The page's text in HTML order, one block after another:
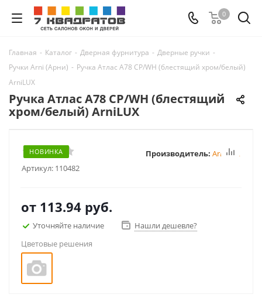
0
Главная - Каталог - Дверная фурнитура - Дверные ручки -
Ручки Arni (Арни) - Ручка Атлас A78 CP/WH (блестящий хром/белый)
ArniLUX
Ручка Атлас A78 CP/WH (блестящий
хром/белый) ArniLUX
НОВИНКА
Артикул: 110482
Производитель: ArniLUX
от 113.94 руб.
Уточняйте наличие
Нашли дешевле?
Цветовые решения